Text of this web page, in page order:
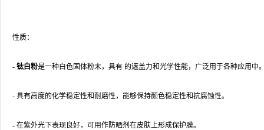
性质：
- 钛白粉是一种白色固体粉末，具有 的遮盖力和光学性能，广泛用于各种应用中
- 具有高度的化学稳定性和耐磨性，能够保持颜色稳定性和抗腐蚀性。
- 在紫外光下表现良好，可用作防晒剂在皮肤上形成保护膜。